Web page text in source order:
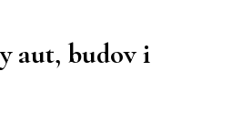
aut, budov i